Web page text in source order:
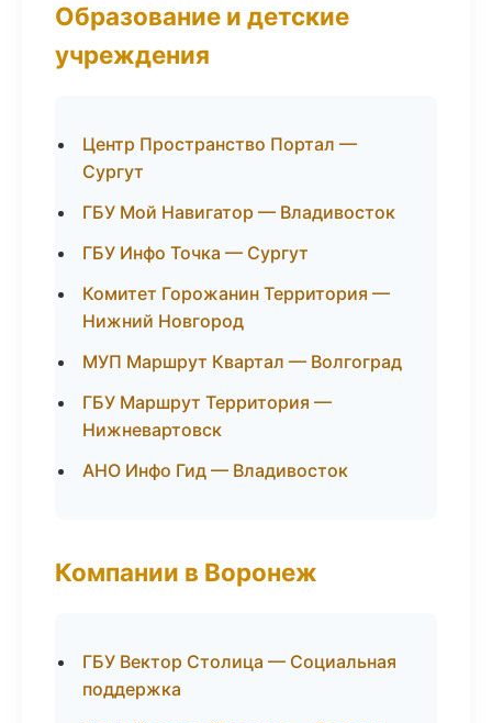
Образование и детские
учреждения
Центр Пространство Портал —
Сургут
ГБУ Мой Навигатор — Владивосток
ГБУ Инфо Точка — Сургут
Комитет Горожанин Территория —
Нижний Новгород
МУП Маршрут Квартал — Волгоград
ГБУ Маршрут Территория —
Нижневартовск
АНО Инфо Гид — Владивосток
Компании в Воронеж
ГБУ Вектор Столица — Социальная
поддержка